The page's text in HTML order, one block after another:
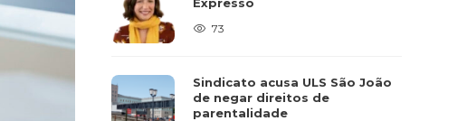
73
Sindicato acusa ULS São João
de negar direitos de
parentalidade